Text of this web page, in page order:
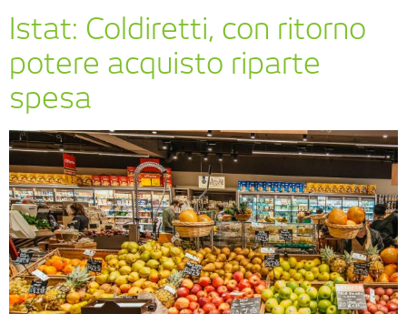
Istat: Coldiretti, con ritorno
potere acquisto riparte
spesa